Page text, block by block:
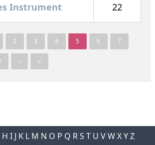
Instrument 22
2 3 4 5 6 7
› »
H I J K L M N O P Q R S T U V W X Y Z